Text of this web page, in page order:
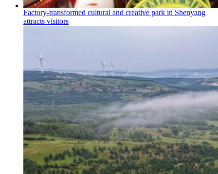
Factory-transformed cultural and creative park in Shenyang
attracts visitors